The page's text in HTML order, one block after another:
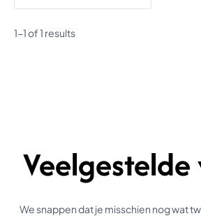
1-1 of 1 results
We snappen dat je misschien nog wat